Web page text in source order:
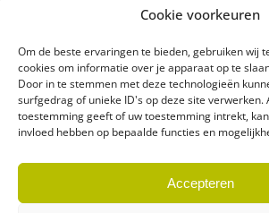
Cookie voorkeuren
Om de beste ervaringen te bieden, gebruiken wij
cookies om informatie over je apparaat op te
Door in te stemmen met deze technologieën
surfgedrag of unieke ID's op deze site verwerken.
toestemming geeft of uw toestemming intrekt,
invloed hebben op bepaalde functies en
Accepteren
Biltstraat 66
3572BE Utrecht
Tel.030-2732186
biologischeslagerij@gerrittakke.nl